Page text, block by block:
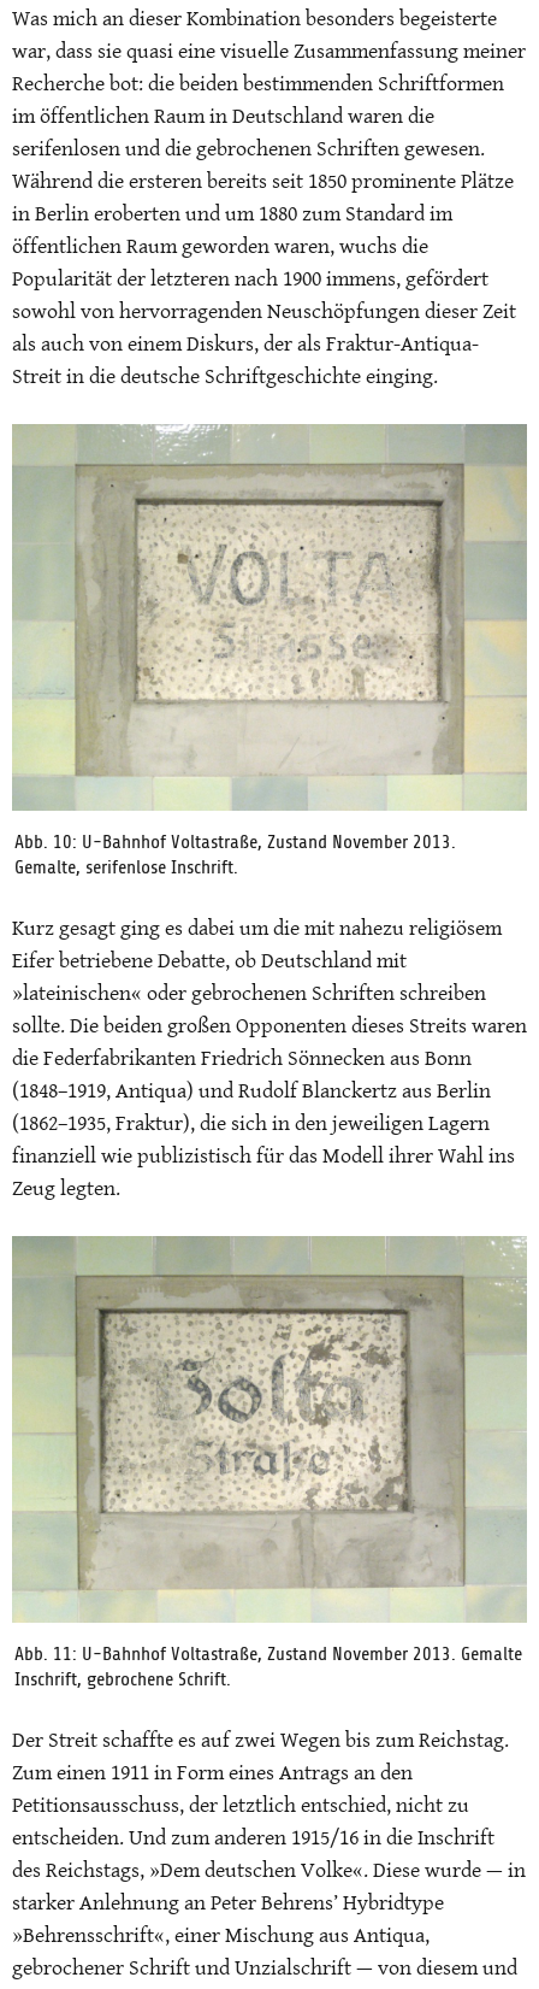
Was mich an dieser Kombination besonders begeisterte
war, dass sie quasi eine visuelle Zusammenfassung meiner
Recherche bot: die beiden bestimmenden Schriftformen
im öffentlichen Raum in Deutschland waren die
serifenlosen und die gebrochenen Schriften gewesen.
Während die ersteren bereits seit 1850 prominente Plätze
in Berlin eroberten und um 1880 zum Standard im
öffentlichen Raum geworden waren, wuchs die
Popularität der letzteren nach 1900 immens, gefördert
sowohl von hervorragenden Neuschöpfungen dieser Zeit
als auch von einem Diskurs, der als Fraktur-Antiqua-
Streit in die deutsche Schriftgeschichte einging.
Abb. 10: U-Bahnhof Voltastraße, Zustand November 2013.
Gemalte, serifenlose Inschrift.
Kurz gesagt ging es dabei um die mit nahezu religiösem
Eifer betriebene Debatte, ob Deutschland mit
»lateinischen« oder gebrochenen Schriften schreiben
sollte. Die beiden großen Opponenten dieses Streits waren
die Federfabrikanten Friedrich Sönnecken aus Bonn
(1848–1919, Antiqua) und Rudolf Blanckertz aus Berlin
(1862–1935, Fraktur), die sich in den jeweiligen Lagern
finanziell wie publizistisch für das Modell ihrer Wahl ins
Zeug legten.
Abb. 11: U-Bahnhof Voltastraße, Zustand November 2013. Gemalte
Inschrift, gebrochene Schrift.
Der Streit schaffte es auf zwei Wegen bis zum Reichstag.
Zum einen 1911 in Form eines Antrags an den
Petitionsausschuss, der letztlich entschied, nicht zu
entscheiden. Und zum anderen 1915/16 in die Inschrift
des Reichstags, »Dem deutschen Volke«. Diese wurde — in
starker Anlehnung an Peter Behrens’ Hybridtype
»Behrensschrift«, einer Mischung aus Antiqua,
gebrochener Schrift und Unzialschrift — von diesem und